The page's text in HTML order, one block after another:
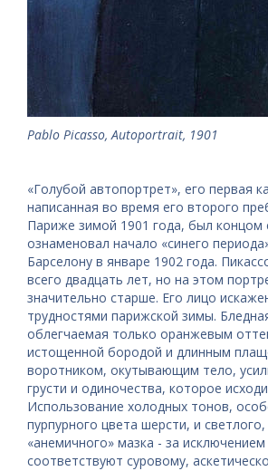
Pablo Picasso, Autoportrait, 1901
«Голубой автопортрет», его первая
написанная во время его второго
Париже зимой 1901 года, был концом
ознаменовал начало «синего
Барселону в январе 1902 года.
всего двадцать лет, но на этом
значительно старше. Его лицо
трудностями парижской зимы.
облегчаемая только оранжевым
истощенной бородой и длинным
воротником, окутывающим тело,
грусти и одиночества, которое
Использование холодных тонов,
пурпурного цвета шерсти, и
«анемичного» мазка - за
соответствуют суровому,